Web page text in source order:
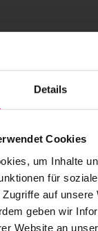
Details
Cookies
um Inhalte
für
auf unsere
geben wir
Website an
Heute